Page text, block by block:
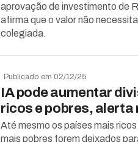
aprovação de investimento de
afirma que o valor não
colegiada.
Publicado em 02/12/25
IA pode aumentar
ricos e pobres, alerta
Até mesmo os países mais
mais pobres forem deixados